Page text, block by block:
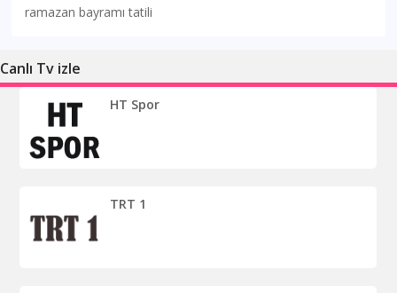
ramazan bayramı tatili
Canlı Tv izle
HT Spor
TRT 1